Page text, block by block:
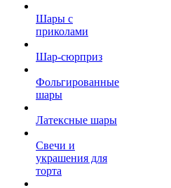
Шары с
приколами
Шар-сюрприз
Фольгированные
шары
Латексные шары
Свечи и
украшения для
торта